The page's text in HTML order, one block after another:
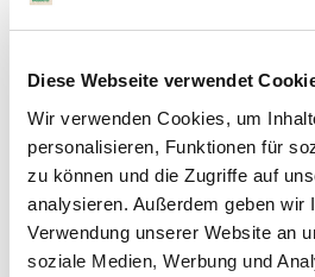
Diese Webseite verwendet
Wir verwenden Cookies, um
personalisieren, Funktionen für
zu können und die Zugriffe auf
analysieren. Außerdem geben wir
Verwendung unserer Website an
soziale Medien, Werbung und
Ohne Muhhh – das ist unser
und Soja aus ökologischem
Muhhh zur ersten veganen
ein Ersatzprodukt schmeckt. Ob
leckere Müslis oder im Kaffee:
einfach Ohne Muhhh aus